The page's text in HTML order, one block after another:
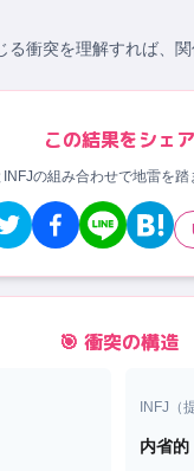
る衝突を理解すれば、
この結果をシェ
INFJの組み合わせで地雷を
🎯 衝突の構造
INFJ （
内省的